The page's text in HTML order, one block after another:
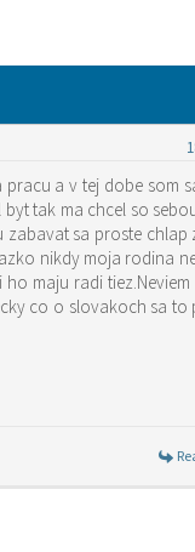
a v tej dobe som
tak ma chcel so
zabavat sa proste
nikdy moja rodina
maju radi
co o slovakoch sa to